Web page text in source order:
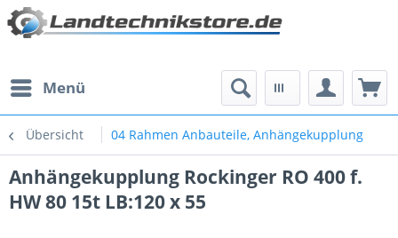
Menü
Übersicht 04 Rahmen Anbauteile, Anhängekupplung
Anhängekupplung Rockinger RO 400 f.
HW 80 15t LB:120 x 55